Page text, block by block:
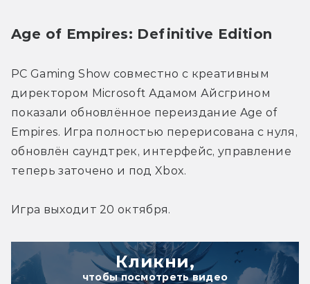
Age of Empires: Definitive Edition
PC Gaming Show совместно с креативным
директором Microsoft Адамом Айсгрином
показали обновлённое переиздание Age of
Empires. Игра полностью перерисована с нуля,
обновлён саундтрек, интерфейс, управление
теперь заточено и под Xbox.
Игра выходит 20 октября.
Кликни,
чтобы посмотреть видео